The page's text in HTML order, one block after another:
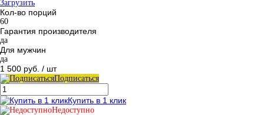
Загрузить
Кол-во порций
60
Гарантия производителя
да
Для мужчин
да
1 500 руб. / шт
Подписаться
Купить в 1 клик
Недоступно